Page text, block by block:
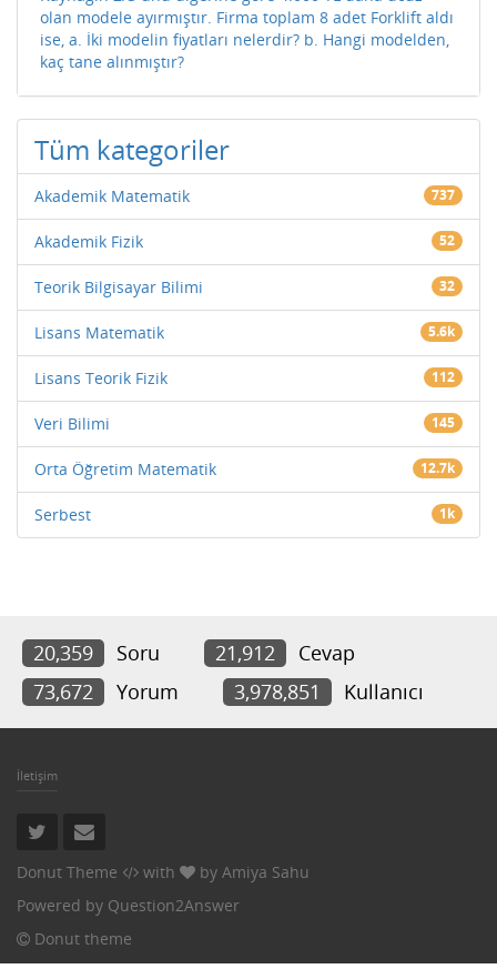
olan modele ayırmıştır. Firma toplam 8 adet Forklift aldı
ise, a. İki modelin fiyatları nelerdir? b. Hangi modelden,
kaç tane alınmıştır?
Tüm kategoriler
Akademik Matematik 737
Akademik Fizik 52
Teorik Bilgisayar Bilimi 32
Lisans Matematik 5.6k
Lisans Teorik Fizik 112
Veri Bilimi 145
Orta Öğretim Matematik 12.7k
Serbest 1k
20,359 Soru 21,912
Cevap
73,672
Yorum 3,978,851 Kullanıcı
İletişim
Donut Theme with by Amiya Sahu
Powered by Question2Answer
Donut theme